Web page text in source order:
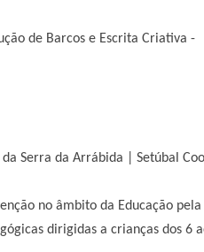
de Barcos e Escrita Criativa -
Serra da Arrábida | Setúbal
no âmbito da Educação
dirigidas a crianças dos 6